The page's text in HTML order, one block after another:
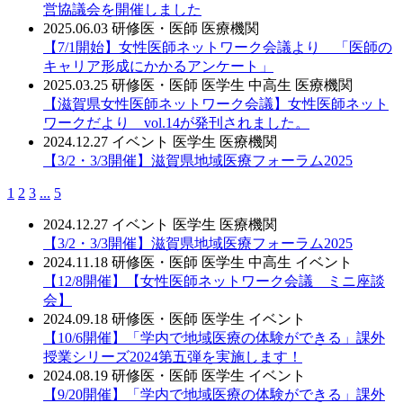
営協議会を開催しました
2025.06.03 研修医・医師 医療機関
【7/1開始】女性医師ネットワーク会議より 「医師の
キャリア形成にかかるアンケート」
2025.03.25 研修医・医師 医学生 中高生 医療機関
【滋賀県女性医師ネットワーク会議】女性医師ネット
ワークだより vol.14が発刊されました。
2024.12.27 イベント 医学生 医療機関
【3/2・3/3開催】滋賀県地域医療フォーラム2025
1 2 3 ... 5
2024.12.27 イベント 医学生 医療機関
【3/2・3/3開催】滋賀県地域医療フォーラム2025
2024.11.18 研修医・医師 医学生 中高生 イベント
【12/8開催】【女性医師ネットワーク会議 ミニ座談
会】
2024.09.18 研修医・医師 医学生 イベント
【10/6開催】「学内で地域医療の体験ができる」課外
授業シリーズ2024第五弾を実施します！
2024.08.19 研修医・医師 医学生 イベント
【9/20開催】「学内で地域医療の体験ができる」課外